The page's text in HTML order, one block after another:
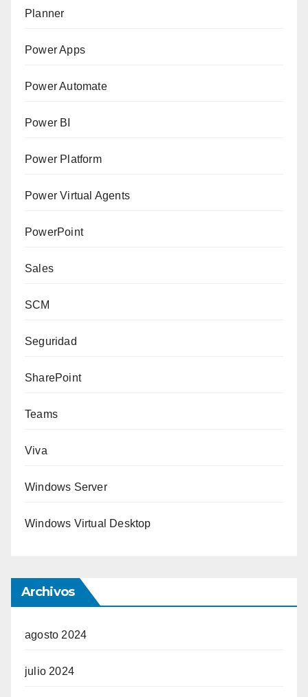
Planner
Power Apps
Power Automate
Power BI
Power Platform
Power Virtual Agents
PowerPoint
Sales
SCM
Seguridad
SharePoint
Teams
Viva
Windows Server
Windows Virtual Desktop
Archivos
agosto 2024
julio 2024